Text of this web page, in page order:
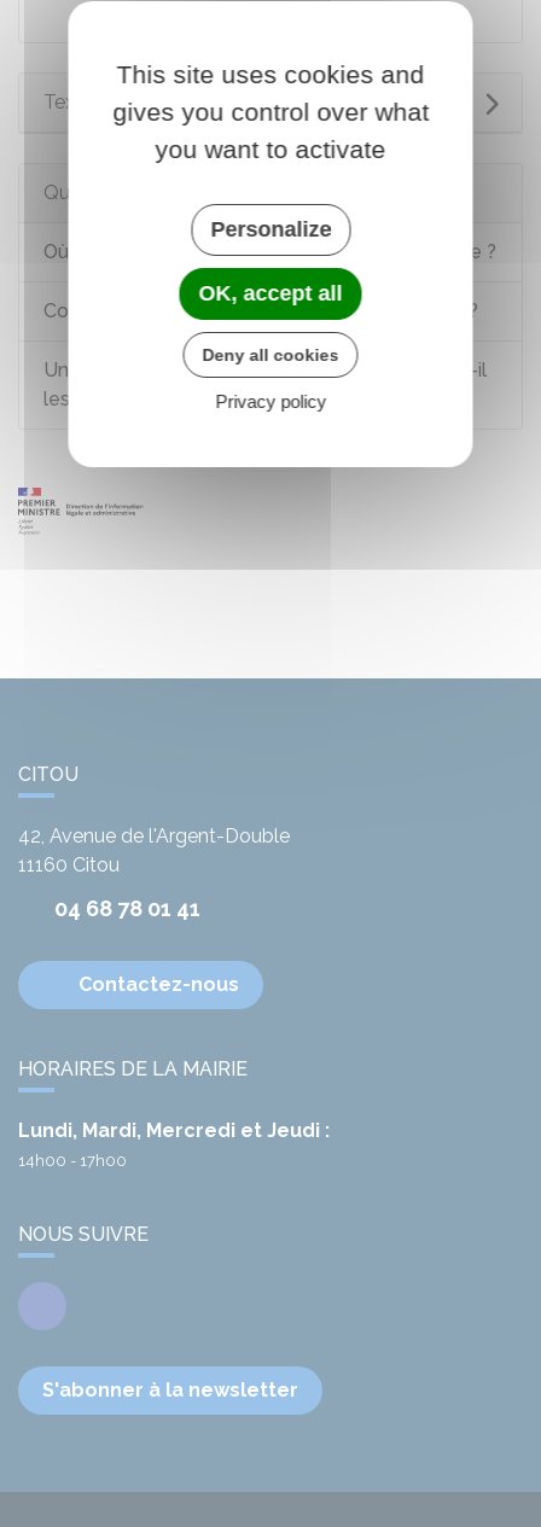
Protection contre les discriminations
Textes de référence
Questions ? Réponses !
Où et comment consulter un accord d'entreprise ?
Comment consulter une convention collective ?
Un ressortissant européen salarié en France a-t-il
les mêmes droits qu'un salarié français ?
CITOU
42, Avenue de l'Argent-Double
11160 Citou
04 68 78 01 41
Contactez-nous
HORAIRES DE LA MAIRIE
Lundi, Mardi, Mercredi et Jeudi :
14h00 - 17h00
NOUS SUIVRE
Facebook
S'abonner à la newsletter
This site uses cookies and
gives you control over what
you want to activate
Personalize
OK, accept all
Deny all cookies
Privacy policy